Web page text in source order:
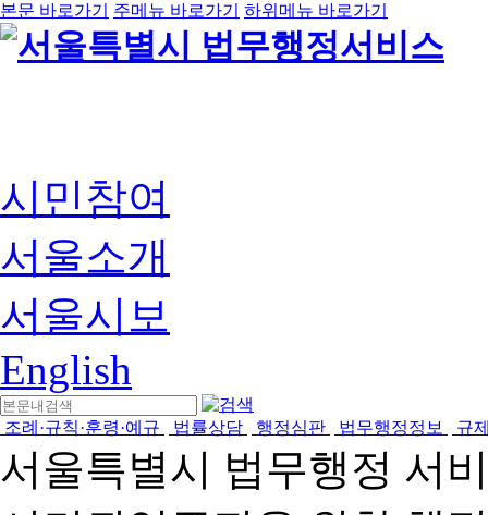
본문 바로가기 주메뉴 바로가기 하위메뉴 바로가기
시민참여
서울소개
서울시보
English
조례·규칙·훈령·예규 법률상담 행정심판 법무행정정보 규
서울특별시 법무행정 서